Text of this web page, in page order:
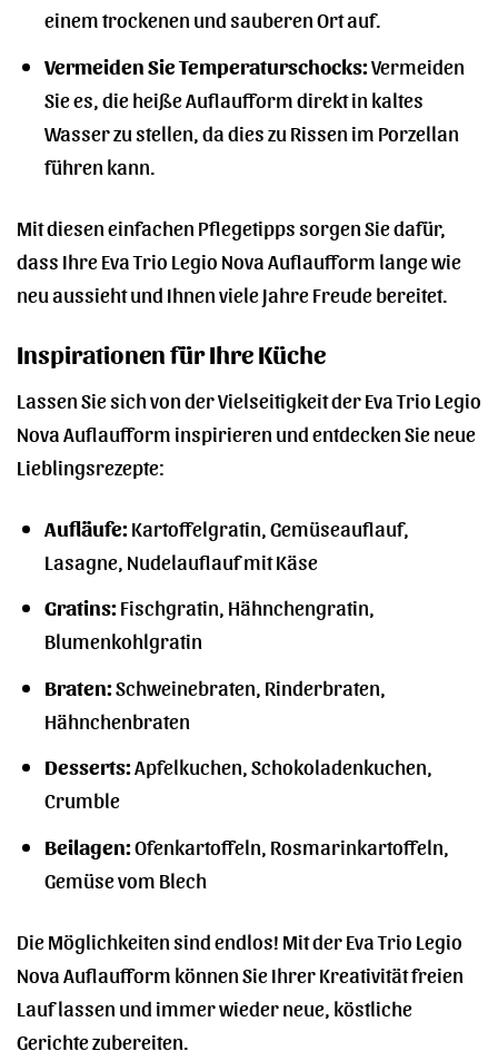
einem trockenen und sauberen Ort auf.
Vermeiden Sie Temperaturschocks:Vermeiden
Sie es, die heiße Auflaufform direkt in kaltes
Wasser zu stellen, da dies zu Rissen im Porzellan
führen kann.
Mit diesen einfachen Pflegetipps sorgen Sie dafür,
dass Ihre Eva Trio Legio Nova Auflaufform lange wie
neu aussieht und Ihnen viele Jahre Freude bereitet.
Inspirationen für Ihre Küche
Lassen Sie sich von der Vielseitigkeit der Eva Trio Legio
Nova Auflaufform inspirieren und entdecken Sie neue
Lieblingsrezepte:
Aufläufe:Kartoffelgratin, Gemüseauflauf,
Lasagne, Nudelauflauf mit Käse
Gratins:Fischgratin, Hähnchengratin,
Blumenkohlgratin
Braten:Schweinebraten, Rinderbraten,
Hähnchenbraten
Desserts:Apfelkuchen, Schokoladenkuchen,
Crumble
Beilagen:Ofenkartoffeln, Rosmarinkartoffeln,
Gemüse vom Blech
Die Möglichkeiten sind endlos! Mit der Eva Trio Legio
Nova Auflaufform können Sie Ihrer Kreativität freien
Lauf lassen und immer wieder neue, köstliche
Gerichte zubereiten.